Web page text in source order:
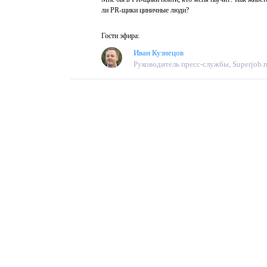
ли PR-щики циничные люди?
Гости эфира:
Иван Кузнецов
Руководитель пресс-службы,